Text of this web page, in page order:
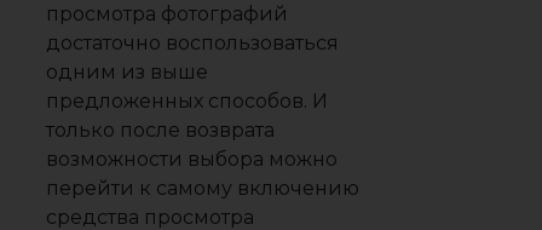
просмотра фотографий
достаточно воспользоваться
одним из выше
предложенных способов. И
только после возврата
возможности выбора можно
перейти к самому включению
средства просмотра